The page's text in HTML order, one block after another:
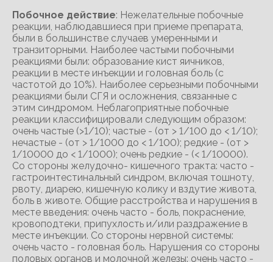
Побочное действие: Нежелательные побочные
реакции, наблюдавшиеся при приеме препарата,
были в большинстве случаев умеренными и
транзиторными. Наиболее частыми побочными
реакциями были: образование кист яичников,
реакции в месте инъекции и головная боль (с
частотой до 10%). Наиболее серьезными побочными
реакциями были СГЯ и осложнения, связанные с
этим синдромом. Неблагоприятные побочные
реакции классифицировали следующим образом:
очень частые (>1/10); частые - (от > 1/100 до < 1/10);
нечастые - (от > 1/1000 до < 1/100); редкие - (от >
1/10000 до < 1/1000); очень редкие - (< 1/10000).
Со стороны желудочно- кишечного тракта: часто -
гастроинтестинальный синдром, включая тошноту,
рвоту, диарею, кишечную колику и вздутие живота,
боль в животе. Общие расстройства и нарушения в
месте введения: очень часто - боль, покраснение,
кровоподтеки, припухлость и/или раздражение в
месте инъекции. Со стороны нервной системы:
очень часто - головная боль. Нарушения со стороны
половых органов и молочной железы: очень часто -